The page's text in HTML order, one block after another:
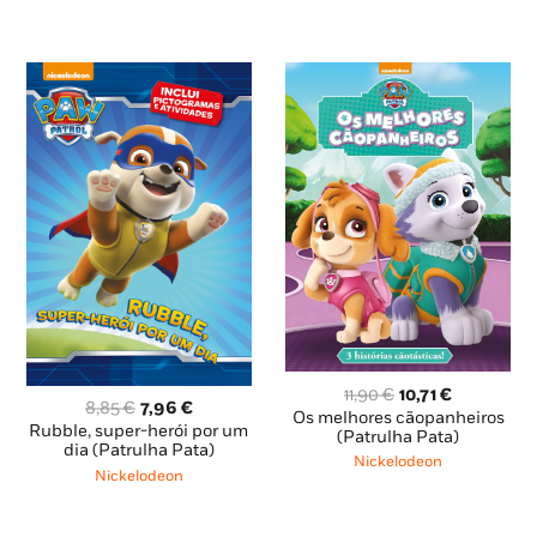
8,85€ O
preço
original
era:
7,96 €O
preço
atual
Rubble, super-herói por um
dia (Patrulha Pata)
Nickelodeon
11,90€ O
preço
original
era:
10,71€O
preço
atual
Os melhores cãopanheiros
(Patrulha Pata)
Nickelodeon